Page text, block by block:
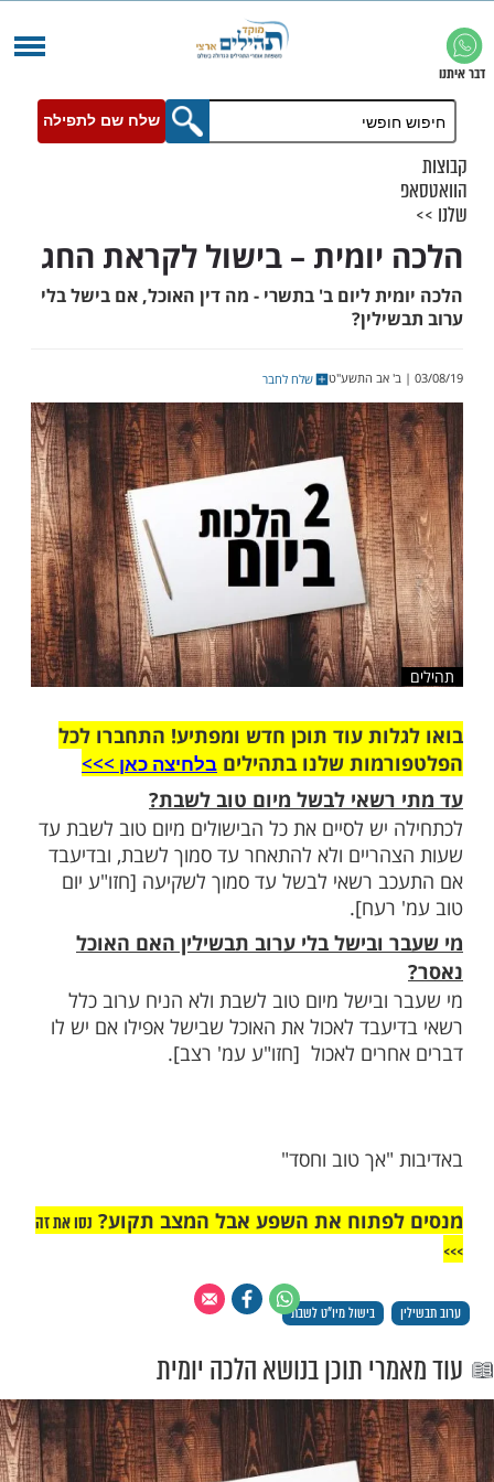
שלח שם לתפילה
– בישול לקראת החג
ליום ב' בתשרי - מה דין האוכל, אם בישל בלי
שלח לחבר
עוד תוכן חדש ומפתיע! התחברו לכל
שלנו בתהיליםבלחיצה כאן >>>​
לבשל מיום טוב לשבת?
לסיים את כל הבישולים מיום טוב לשבת עד
ולא להתאחר עד סמוך לשבת, ובדיעבד
בלי ערוב תבשילין האם האוכל
מיום טוב לשבת ולא הניח ערוב כלל
לאכול את האוכל שבישל אפילו אם יש לו
לאכול [חזו"ע עמ' רצב].
טוב וחסד"